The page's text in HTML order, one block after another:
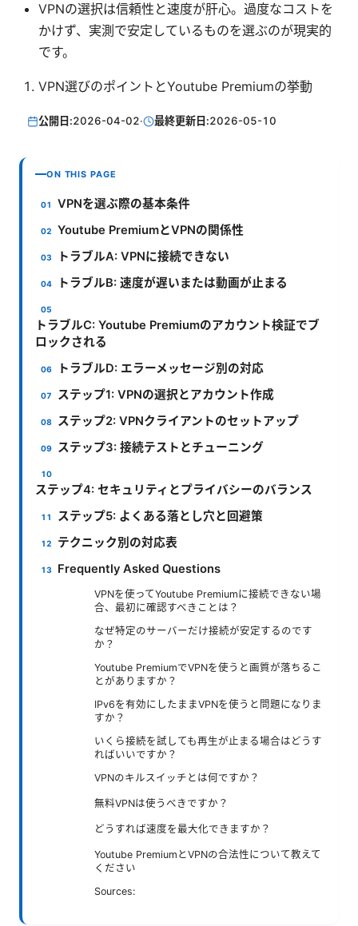
VPNの選択は信頼性と速度が肝心。過度なコストを
かけず、実測で安定しているものを選ぶのが現実的
です。
VPN選びのポイントとYoutube Premiumの挙動
公開日:2026-04-02· 最終更新日:2026-05-10
ON THIS PAGE
VPNを選ぶ際の基本条件
Youtube PremiumとVPNの関係性
トラブルA: VPNに接続できない
トラブルB: 速度が遅いまたは動画が止まる
トラブルC: Youtube Premiumのアカウント検証でブ
ロックされる
トラブルD: エラーメッセージ別の対応
ステップ1: VPNの選択とアカウント作成
ステップ2: VPNクライアントのセットアップ
ステップ3: 接続テストとチューニング
ステップ4: セキュリティとプライバシーのバランス
ステップ5: よくある落とし穴と回避策
テクニック別の対応表
Frequently Asked Questions
VPNを使ってYoutube Premiumに接続できない場
合、最初に確認すべきことは？
なぜ特定のサーバーだけ接続が安定するのです
か？
Youtube PremiumでVPNを使うと画質が落ちるこ
とがありますか？
IPv6を有効にしたままVPNを使うと問題になりま
すか？
いくら接続を試しても再生が止まる場合はどうす
ればいいですか？
VPNのキルスイッチとは何ですか？
無料VPNは使うべきですか？
どうすれば速度を最大化できますか？
Youtube PremiumとVPNの合法性について教えて
ください
Sources: